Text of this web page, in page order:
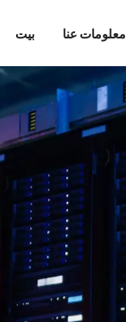
بيت معلومات عنا